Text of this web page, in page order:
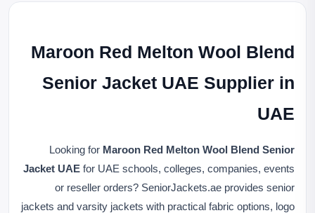
Maroon Red Melton Wool Blend
Senior Jacket UAE Supplier in
UAE
Looking for Maroon Red Melton Wool Blend Senior
Jacket UAE for UAE schools, colleges, companies, events
or reseller orders? SeniorJackets.ae provides senior
jackets and varsity jackets with practical fabric options, logo